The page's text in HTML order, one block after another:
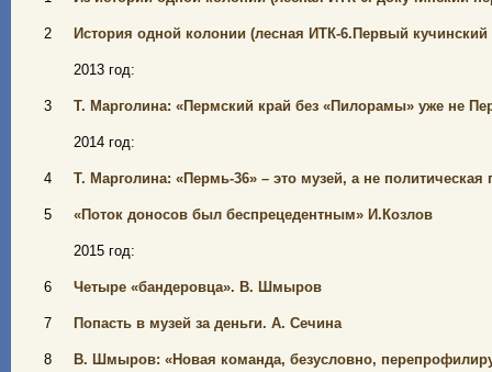
2 История одной колонии (лесная ИТК-6.Первый
3
2013 год:
Т. Марголина: «Пермский край без «Пилорамы» уже не
4
2014 год:
Т. Марголина: «Пермь-36» – это музей, а не
5 «Поток доносов был беспрецедентным» И.Козлов
6
2015 год:
Четыре «бандеровца». В. Шмыров
7 Попасть в музей за деньги. А. Сечина
8 В. Шмыров: «Новая команда, безусловно,